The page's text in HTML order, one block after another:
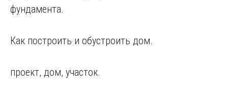
фундамента.
Как построить и обустроить дом.
проект, дом, участок.